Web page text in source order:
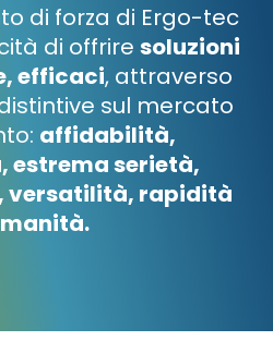
di forza di Ergo-tec
di offrire soluzioni
efficaci, attraverso
sul mercato
affidabilità,
estrema serietà,
versatilità, rapidità